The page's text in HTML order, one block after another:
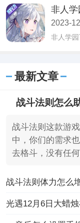
程2023
一个被
迷失在自
非人学
2023-
非人学园
正版手
最新文章
战斗法则怎么
战斗法则这款游
中，你们的需求
去格斗，没有任
战斗法则体力怎么